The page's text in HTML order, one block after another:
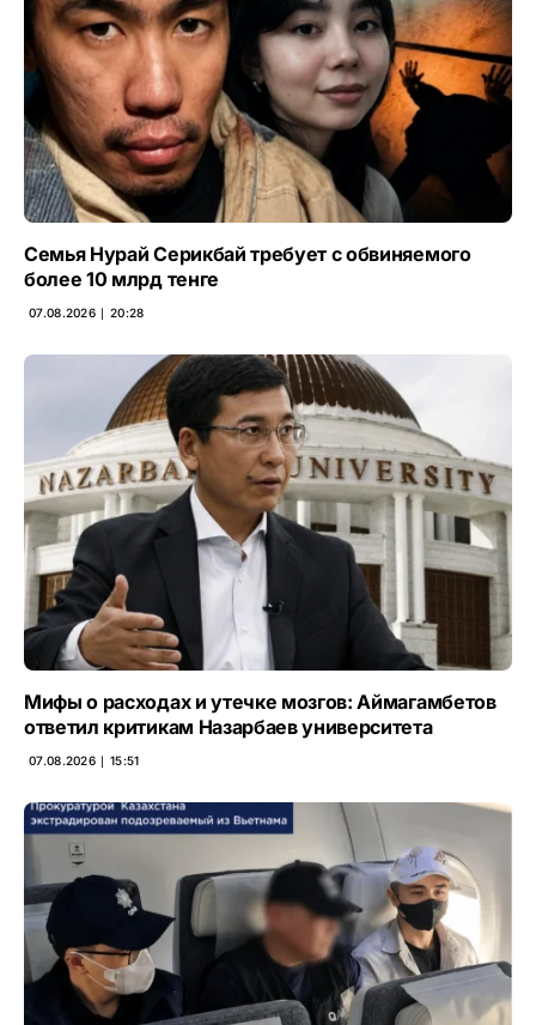
Семья Нурай Серикбай требует с обвиняемого
более 10 млрд тенге
07.08.2026 ∣ 20:28
Мифы о расходах и утечке мозгов: Аймагамбетов
ответил критикам Назарбаев университета
07.08.2026 ∣ 15:51